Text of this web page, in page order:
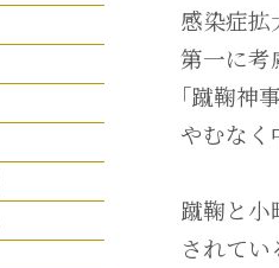
感染症拡
第一に考
｢蹴鞠神
やむなく
蹴鞠と
されて